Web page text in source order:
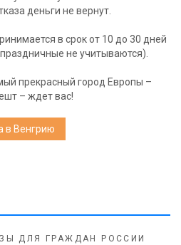
деньги не вернут.
в срок от 10 до 30 дней
не учитываются).
прекрасный город Европы –
– ждет вас!
в Венгрию
ДЛЯ ГРАЖДАН РОССИИ